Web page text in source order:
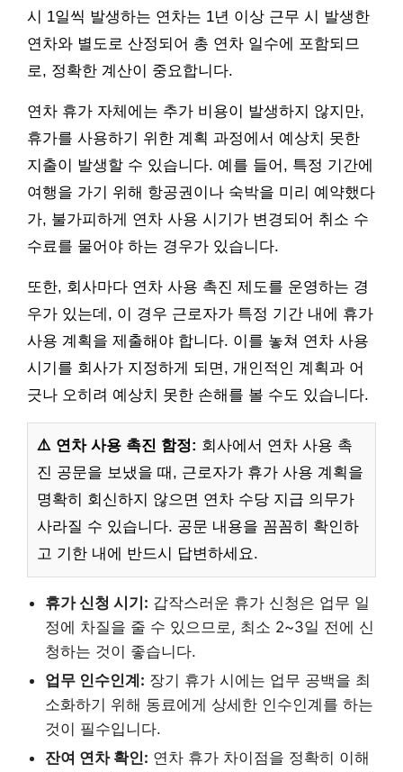
시 1일씩 발생하는 연차는 1년 이상 근무 시 발생한
연차와 별도로 산정되어 총 연차 일수에 포함되므
로, 정확한 계산이 중요합니다.
연차 휴가 자체에는 추가 비용이 발생하지 않지만,
휴가를 사용하기 위한 계획 과정에서 예상치 못한
지출이 발생할 수 있습니다. 예를 들어, 특정 기간에
여행을 가기 위해 항공권이나 숙박을 미리 예약했다
가, 불가피하게 연차 사용 시기가 변경되어 취소 수
수료를 물어야 하는 경우가 있습니다.
또한, 회사마다 연차 사용 촉진 제도를 운영하는 경
우가 있는데, 이 경우 근로자가 특정 기간 내에 휴가
사용 계획을 제출해야 합니다. 이를 놓쳐 연차 사용
시기를 회사가 지정하게 되면, 개인적인 계획과 어
긋나 오히려 예상치 못한 손해를 볼 수도 있습니다.
⚠️ 연차 사용 촉진 함정: 회사에서 연차 사용 촉
진 공문을 보냈을 때, 근로자가 휴가 사용 계획을
명확히 회신하지 않으면 연차 수당 지급 의무가
사라질 수 있습니다. 공문 내용을 꼼꼼히 확인하
고 기한 내에 반드시 답변하세요.
휴가 신청 시기: 갑작스러운 휴가 신청은 업무 일
정에 차질을 줄 수 있으므로, 최소 2~3일 전에 신
청하는 것이 좋습니다.
업무 인수인계: 장기 휴가 시에는 업무 공백을 최
소화하기 위해 동료에게 상세한 인수인계를 하는
것이 필수입니다.
잔여 연차 확인: 연차 휴가 차이점을 정확히 이해